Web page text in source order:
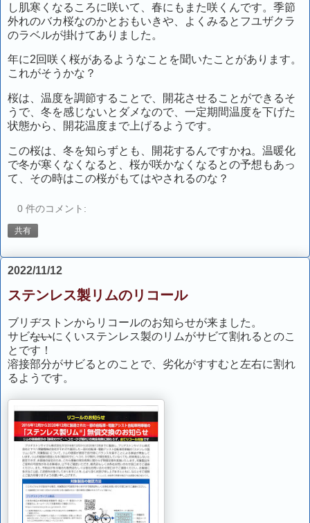
し肌寒くなるころに咲いて、春にもまた咲くんです。季節
外れのバカ桜なのかとおもいきや、よくみるとフユザクラ
のラベルが掛けてありました。
年に2回咲く桜があるようなことを聞いたことがあります。
これがそうかな？
桜は、温度を調節することで、開花させることができるそ
うで、冬を感じないとダメなので、一定期間温度を下げた
状態から、開花温度まで上げるようです。
この桜は、冬を知らずとも、開花するんですかね。温暖化
で冬が寒くなくなると、桜が咲かなくなるとの予想もあっ
て、その時はこの桜がもてはやされるのな？
0 件のコメント:
共有
2022/11/12
ステンレス製リムのリコール
ブリヂストンからリコールのお知らせが来ました。
サビないにくいステンレス製のリムがサビて割れるとのこ
とです！
溶接部分がサビるとのことで、劣化がすすむと左右に割れ
るようです。